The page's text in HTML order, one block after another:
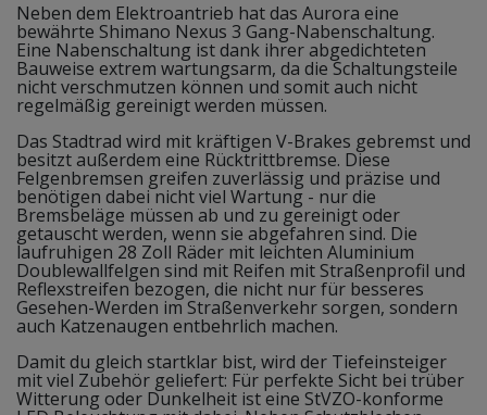
Neben dem Elektroantrieb hat das Aurora eine
bewährte Shimano Nexus 3 Gang-Nabenschaltung.
Eine Nabenschaltung ist dank ihrer abgedichteten
Bauweise extrem wartungsarm, da die Schaltungsteile
nicht verschmutzen können und somit auch nicht
regelmäßig gereinigt werden müssen.
Das Stadtrad wird mit kräftigen V-Brakes gebremst und
besitzt außerdem eine Rücktrittbremse. Diese
Felgenbremsen greifen zuverlässig und präzise und
benötigen dabei nicht viel Wartung - nur die
Bremsbeläge müssen ab und zu gereinigt oder
getauscht werden, wenn sie abgefahren sind. Die
laufruhigen 28 Zoll Räder mit leichten Aluminium
Doublewallfelgen sind mit Reifen mit Straßenprofil und
Reflexstreifen bezogen, die nicht nur für besseres
Gesehen-Werden im Straßenverkehr sorgen, sondern
auch Katzenaugen entbehrlich machen.
Damit du gleich startklar bist, wird der Tiefeinsteiger
mit viel Zubehör geliefert: Für perfekte Sicht bei trüber
Witterung oder Dunkelheit ist eine StVZO-konforme